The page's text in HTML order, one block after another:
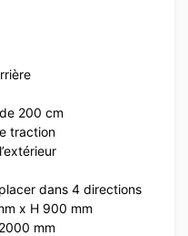
200 cm
traction
dans 4 directions
x H 900 mm
mm